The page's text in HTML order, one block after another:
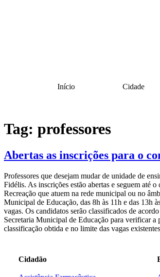
Início Cidade
Tag: professores
Abertas as inscrições para o
Professores que desejam mudar de unidade de
Fidélis. As inscrições estão abertas e seguem até
Recreação que atuem na rede municipal ou no
Municipal de Educação, das 8h às 11h e das 13h
vagas. Os candidatos serão classificados de
Secretaria Municipal de Educação para verificar a
classificação obtida e no limite das vagas
Cidadão